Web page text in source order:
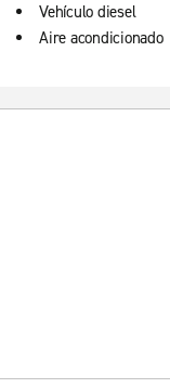
Vehículo diesel
Aire acondicionado